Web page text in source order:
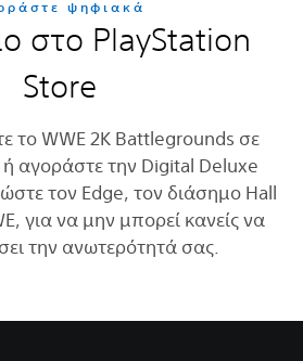
ψηφιακά
στο PlayStation
Store
το WWE 2K Battlegrounds σε
αγοράστε την Digital Deluxe
τον Edge, τον διάσημο Hall
για να μην μπορεί κανείς να
την ανωτερότητά σας.